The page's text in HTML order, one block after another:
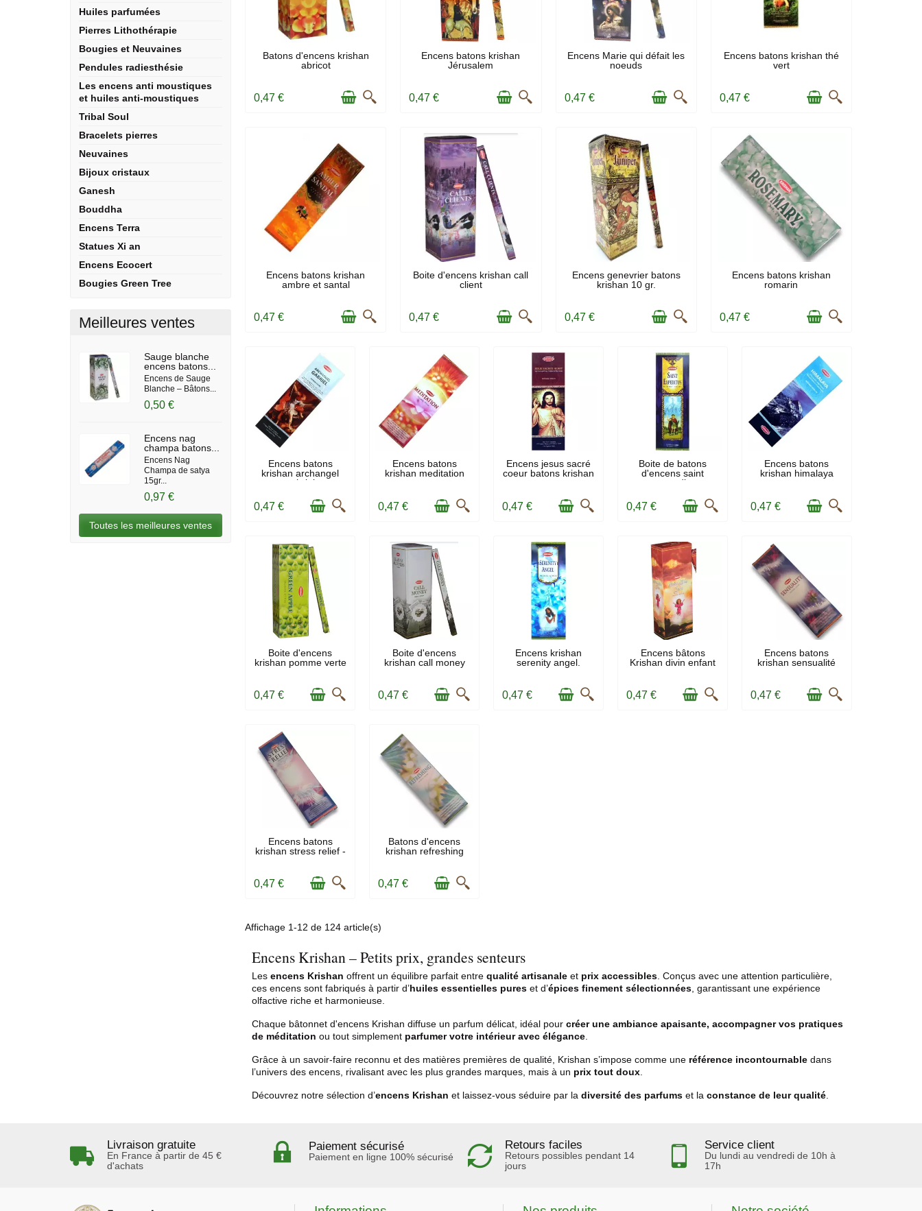
Huiles parfumées
Pierres Lithothérapie
Bougies et Neuvaines
Pendules radiesthésie
Les encens anti moustiques
et huiles anti-moustiques
Tribal Soul
Bracelets pierres
Neuvaines
Bijoux cristaux
Ganesh
Bouddha
Encens Terra
Statues Xi an
Encens Ecocert
Bougies Green Tree
Meilleures ventes
Sauge blanche
encens batons...
Encens de Sauge
Blanche – Bâtons...
0,50 €
Encens nag
champa batons...
Encens Nag
Champa de satya
15gr...
0,97 €
Toutes les meilleures ventes
EN STOCK
Batons d'encens krishan
abricot
0,47 €
EN STOCK
Encens batons krishan
Jérusalem
0,47 €
EN STOCK
Encens Marie qui défait les
noeuds
0,47 €
EN STOCK
Encens batons krishan thé
vert
0,47 €
EN STOCK
Encens batons krishan
ambre et santal
0,47 €
EN STOCK
Boite d'encens krishan call
client
0,47 €
EN STOCK
Encens genevrier batons
krishan 10 gr.
0,47 €
EN STOCK
Encens batons krishan
romarin
0,47 €
EN STOCK
Encens batons
krishan archangel
gabriel
0,47 €
EN STOCK
Encens batons
krishan meditation
0,47 €
EN STOCK
Encens jesus sacré
coeur batons krishan
0,47 €
EN STOCK
Boite de batons
d'encens saint
expedit
0,47 €
EN STOCK
Encens batons
krishan himalaya
0,47 €
EN STOCK
Boite d'encens
krishan pomme verte
0,47 €
EN STOCK
Boite d'encens
krishan call money
0,47 €
EN STOCK
Encens krishan
serenity angel.
0,47 €
EN STOCK
Encens bâtons
Krishan divin enfant
0,47 €
EN STOCK
Encens batons
krishan sensualité
0,47 €
EN STOCK
Encens batons
krishan stress relief -
0,47 €
EN STOCK
Batons d'encens
krishan refreshing
0,47 €
Affichage 1-12 de 124 article(s)
Encens Krishan – Petits prix, grandes senteurs
Lesencens Krishan offrent un équilibre parfait entrequalité artisanale et prix accessibles . Conçus avec une attention particulière,
ces encens sont fabriqués à partir d’huiles essentielles pures et d’épices finement sélectionnées , garantissant une expérience
olfactive riche et harmonieuse.
Chaque bâtonnet d'encens Krishan diffuse un parfum délicat, idéal pourcréer une ambiance apaisante, accompagner vos pratiques
de méditation ou tout simplement parfumer votre intérieur avec élégance
Grâce à un savoir-faire reconnu et des matières premières de qualité, Krishan s’impose comme une référence incontournable dans
l’univers des encens, rivalisant avec les plus grandes marques, mais à un prix tout doux
Découvrez notre sélection d’encens Krishan et laissez-vous séduire par ladiversité des parfums et laconstance de leur qualité
Livraison gratuite
En France à partir de 45 €
d'achats
Paiement sécurisé
Paiement en ligne 100% sécurisé
Retours faciles
Retours possibles pendant 14
jours
Service client
Du lundi au vendredi de 10h à
17h